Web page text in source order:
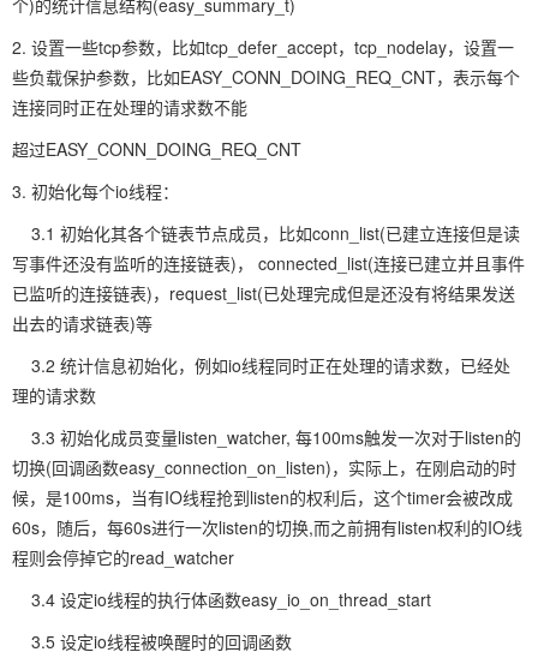
个)的统计信息结构(easy_summary_t)
2. 设置一些tcp参数，比如tcp_defer_accept，tcp_nodelay，设置一
些负载保护参数，比如EASY_CONN_DOING_REQ_CNT，表示每个
连接同时正在处理的请求数不能
超过EASY_CONN_DOING_REQ_CNT
3. 初始化每个io线程：
3.1 初始化其各个链表节点成员，比如conn_list(已建立连接但是读
写事件还没有监听的连接链表)， connected_list(连接已建立并且事件
已监听的连接链表)，request_list(已处理完成但是还没有将结果发送
出去的请求链表)等
3.2 统计信息初始化，例如io线程同时正在处理的请求数，已经处
理的请求数
3.3 初始化成员变量listen_watcher, 每100ms触发一次对于listen的
切换(回调函数easy_connection_on_listen)，实际上，在刚启动的时
候，是100ms，当有IO线程抢到listen的权利后，这个timer会被改成
60s，随后，每60s进行一次listen的切换,而之前拥有listen权利的IO线
程则会停掉它的read_watcher
3.4 设定io线程的执行体函数easy_io_on_thread_start
3.5 设定io线程被唤醒时的回调函数